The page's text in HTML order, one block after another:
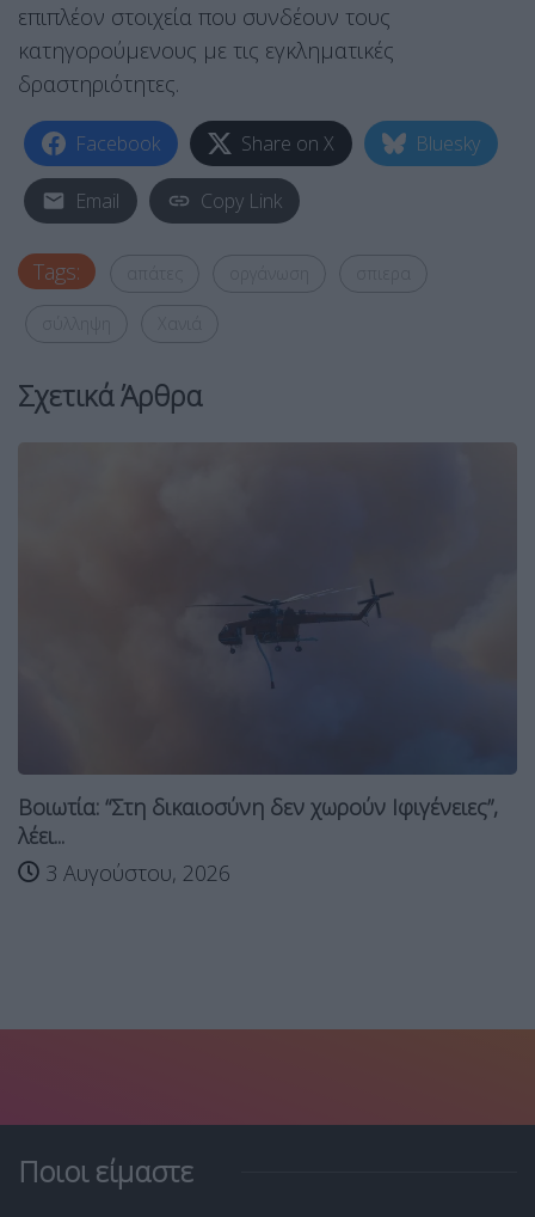
επιπλέον στοιχεία που συνδέουν τους
κατηγορούμενους με τις εγκληματικές
δραστηριότητες.
Facebook Share on X Bluesky
Email Copy Link
Tags:
Σχετικά Άρθρα
Βοιωτία: “Στη δικαιοσύνη δεν χωρούν Ιφιγένειες”,
λέει...
3 Αυγούστου, 2026
Ποιοι είμαστε